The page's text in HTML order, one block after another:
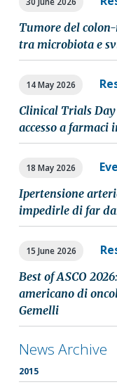
Tumore del
tra microbiota e
14 May 2026
Clinical Trials
accesso a
18 May 2026
Ipertensione
impedirle di far
15 June 2026
Best of ASCO
americano di
Gemelli
News Archive
2015